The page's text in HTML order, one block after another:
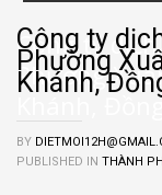
Công ty
Phường
Khánh, Đồng
Công ty
Phường
Khánh,
BY
PUBLISHED IN THÀNH